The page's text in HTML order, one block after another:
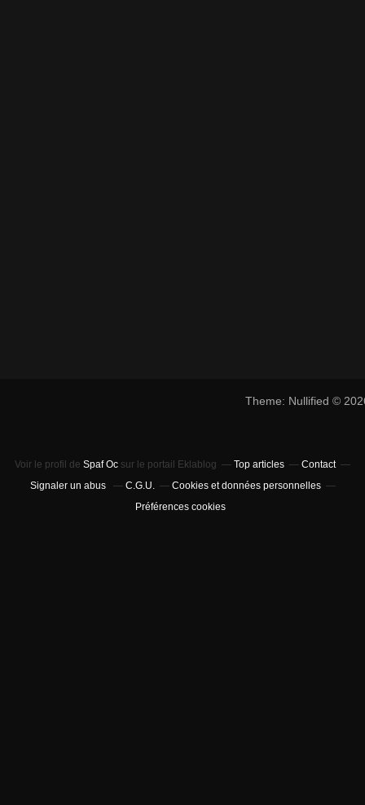
Theme: Nullified ©
Voir le profil de Spaf Oc sur le portail Eklablog Top articles
Contact
Signaler un abus
C.G.U.
Cookies et données personnelles
Préférences cookies